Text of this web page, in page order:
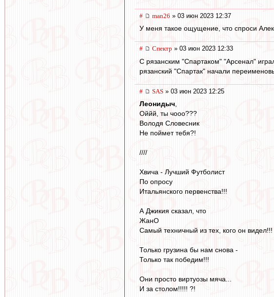
# man26 » 03 июн 2023 12:37
У меня такое ощущение, что спроси
# Спектр » 03 июн 2023 12:33
С рязанским "Спартаком" "Арсенал"
рязанский "Спартак" начали
# SAS » 03 июн 2023 12:25
Леонидыч,
Оййй, ты чооо???
Володя Словесник
Не поймет тебя?!
////
Хвича - Лучший Футболист
По опросу
Итальянского первенства!!!
А Джикия сказал, что
ЖанО
Самый техничный из тех, кого он видел!!!
Только грузина бы нам снова -
Только так победим!!!
Они просто виртуозы мяча...
И за столом!!!!! ?!